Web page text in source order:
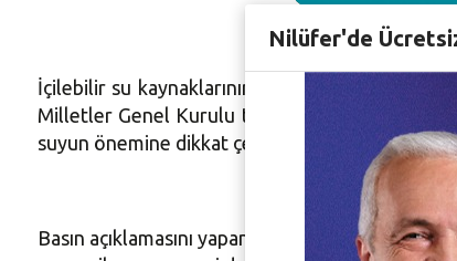
İçilebilir su kaynaklarının korunması ve
Milletler Genel Kurulu tarafından ilan edilen 22
suyun önemine dikkat çekti.
Basın açıklamasını yapan Nilüfer Kent
Nilüfer'de